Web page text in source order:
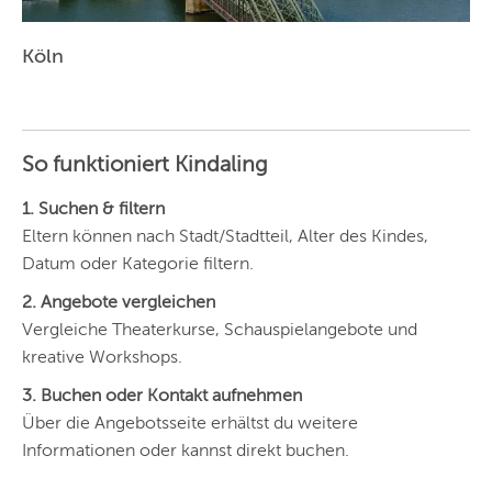
Köln
So funktioniert Kindaling
1. Suchen & filtern
Eltern können nach Stadt/Stadtteil, Alter des Kindes,
Datum oder Kategorie filtern.
2. Angebote vergleichen
Vergleiche Theaterkurse, Schauspielangebote und
kreative Workshops.
3. Buchen oder Kontakt aufnehmen
Über die Angebotsseite erhältst du weitere
Informationen oder kannst direkt buchen.